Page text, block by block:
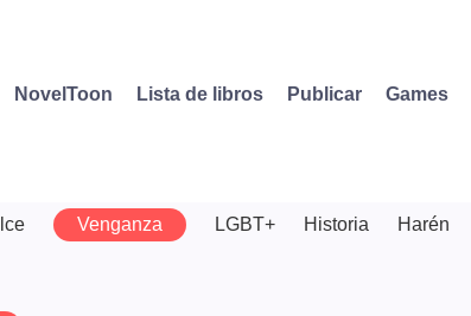
NovelToon Lista de libros Publicar Games
Venganza LGBT+ Historia Harén